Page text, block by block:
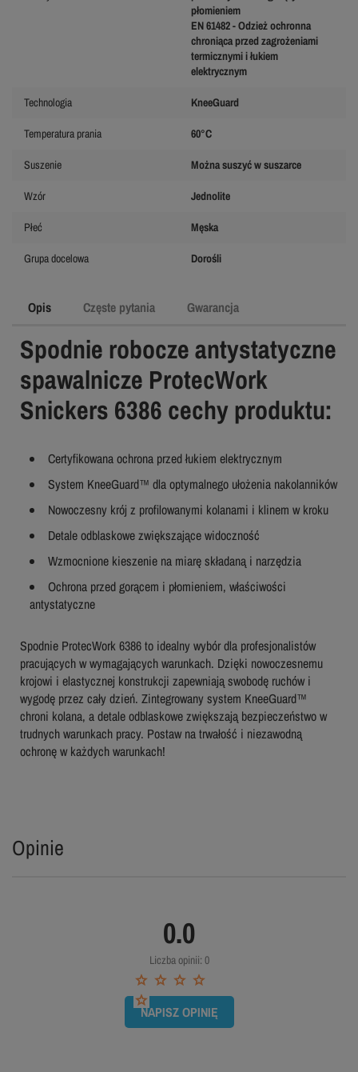
Opis Częste pytania Gwarancja
Spodnie robocze antystatyczne
spawalnicze ProtecWork
Snickers 6386 cechy produktu:
Certyfikowana ochrona przed łukiem elektrycznym
System KneeGuard™ dla optymalnego ułożenia nakolanników
Nowoczesny krój z profilowanymi kolanami i klinem w kroku
Detale odblaskowe zwiększające widoczność
Wzmocnione kieszenie na miarę składaną i narzędzia
Ochrona przed gorącem i płomieniem, właściwości
antystatyczne
Spodnie ProtecWork 6386 to idealny wybór dla profesjonalistów
pracujących w wymagających warunkach. Dzięki nowoczesnemu
krojowi i elastycznej konstrukcji zapewniają swobodę ruchów i
wygodę przez cały dzień. Zintegrowany system KneeGuard™
chroni kolana, a detale odblaskowe zwiększają bezpieczeństwo w
trudnych warunkach pracy. Postaw na trwałość i niezawodną
ochronę w każdych warunkach!
płomieniem
EN 61482 - Odzież ochronna
chroniąca przed zagrożeniami
termicznymi i łukiem
elektrycznym
Technologia KneeGuard
Temperatura prania 60°C
Suszenie Można suszyć w suszarce
Wzór Jednolite
Płeć Męska
Grupa docelowa Dorośli
Opinie
0.0
Liczba opinii: 0
NAPISZ OPINIĘ